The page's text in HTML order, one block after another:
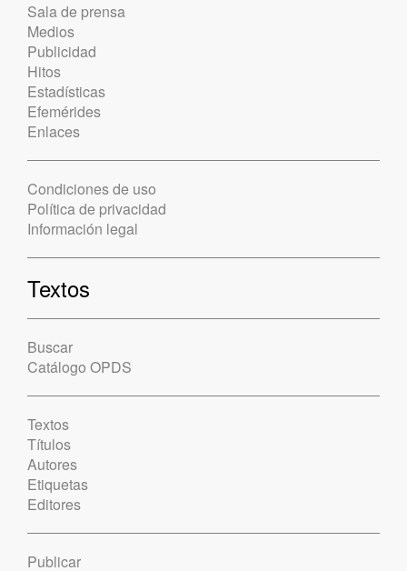
Sala de prensa
Medios
Publicidad
Hitos
Estadísticas
Efemérides
Enlaces
Condiciones de uso
Política de privacidad
Información legal
Textos
Buscar
Catálogo OPDS
Textos
Títulos
Autores
Etiquetas
Editores
Publicar